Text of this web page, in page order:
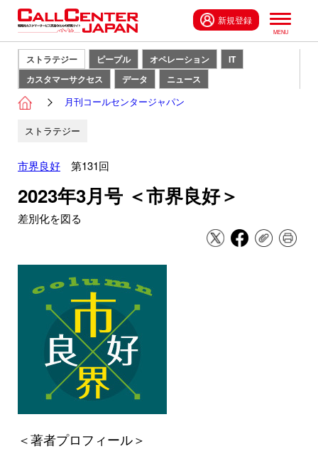
新規登録
ストラテジー ピープル オペレーション
IT
カスタマーサクセス
データ ニュース
月刊コールセンタージャパン
ストラテジー
市界良好 第131回
2023年3月号 ＜市界良好＞
差別化を図る
＜著者プロフィール＞